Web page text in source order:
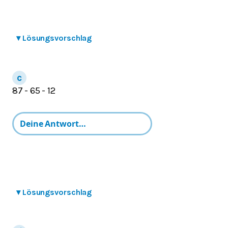
▾ Lösungsvorschlag
87 - 65 - 12
▾ Lösungsvorschlag